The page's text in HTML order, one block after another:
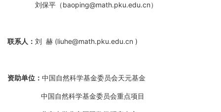
刘保平（baoping@math.pku.edu.cn）
联系人： 刘 赫 (liuhe@math.pku.edu.cn )
资助单位： 中国自然科学基金委员会天元基金
中国自然科学基金委员会重点项目